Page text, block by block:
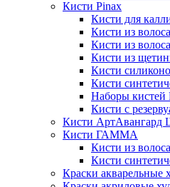
Кисти Pinax
Кисти для
Кисти из
Кисти из
Кисти из
Кисти
Кисти
Наборы кистей
Кисти с
Кисти
Кисти ГАММА
Кисти из
Кисти
Краски акварельные